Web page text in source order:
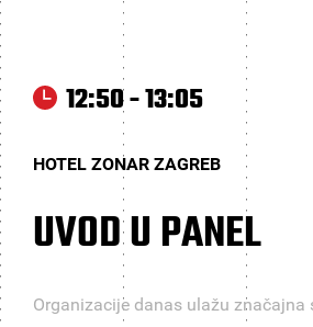
12:50 - 13:05
HOTEL ZONAR ZAGREB
UVOD U PANEL
Organizacije danas ulažu značajna